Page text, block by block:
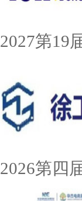
2027第19
2026第四